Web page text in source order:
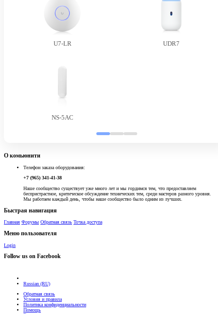
U7-LR UDR7
NS-5AC
О комьюнити
Телефон заказа оборудования:
+7 (965) 341-41-38
Наше сообщество существует уже много лет и мы гордимся тем, что предоставляем
беспристрастное, критическое обсуждение технических тем, среди мастеров разного уровня.
Мы работаем каждый день, чтобы наше сообщество было одним из лучших.
Быстрая навигация
Главная Форумы Обратная связь Точка доступа
Меню пользователя
Login
Follow us on Facebook
Russian (RU)
Обратная связь
Условия и правила
Политика конфиденциальности
Помощь